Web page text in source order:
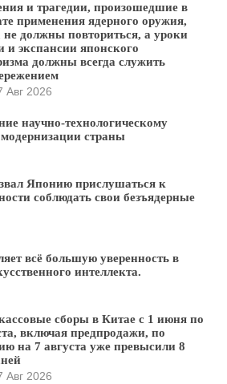
и трагедии, произошедшие в
применения ядерного оружия,
не должны повториться, а уроки
и экспансии японского
должны всегда служить
Авг 2026
научно-технологическому
страны
Японию прислушаться к
соблюдать свои безъядерные
всё большую уверенность в
интеллекта.
сборы в Китае с 1 июня по
включая предпродажи, по
на 7 августа уже превысили 8
Авг 2026